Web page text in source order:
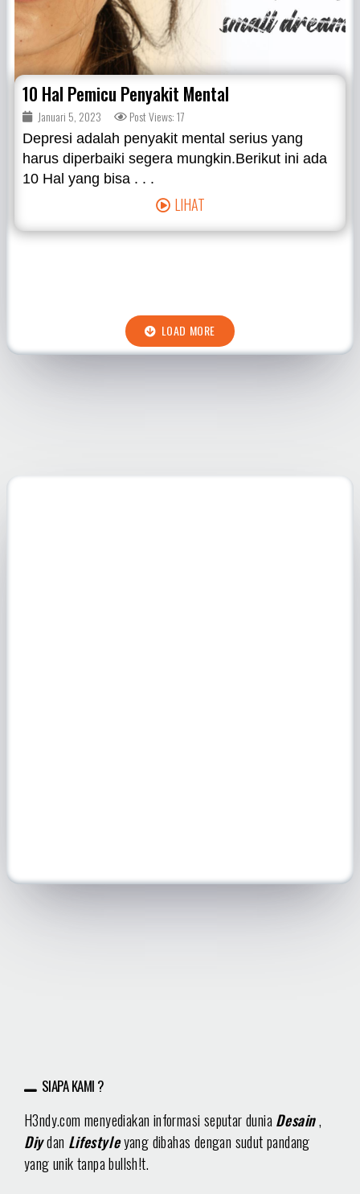
10 Hal Pemicu Penyakit Mental
Januari 5, 2023 Post Views: 17
Depresi adalah penyakit mental serius yang
harus diperbaiki segera mungkin.Berikut ini ada
10 Hal yang bisa . . .
LIHAT
LOAD MORE
SIAPA KAMI ?
H3ndy.com menyediakan informasi seputar duniaDesain,
Diydan Lifestyleyang dibahas dengan sudut pandang
yang unik tanpa bullsh!t.